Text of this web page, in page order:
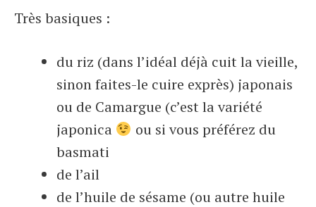
Très basiques :
du riz (dans l’idéal déjà cuit la vieille,
sinon faites-le cuire exprès) japonais
ou de Camargue (c’est la variété
japonica
ou si vous préférez du
basmati
de l’ail
de l’huile de sésame (ou autre huile